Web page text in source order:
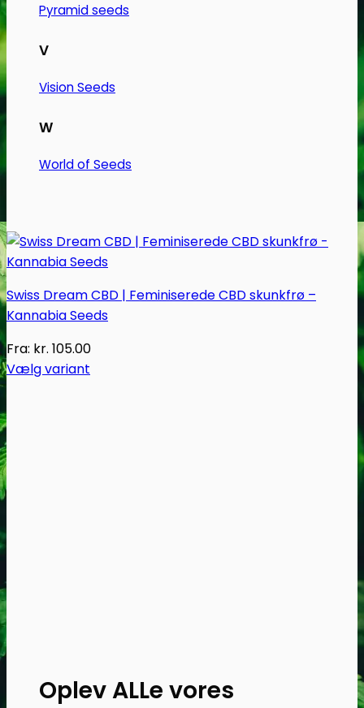
Pyramid seeds
V
Vision Seeds
W
World of Seeds
Oplev ALLe vores
vælges
på
varesiden
Swiss Dream CBD | Feminiserede CBD skunkfrø –
Kannabia Seeds
Fra: kr. 105.00
Vælg variant
vare
har
flere
varianter.
Mulighederne
vælges